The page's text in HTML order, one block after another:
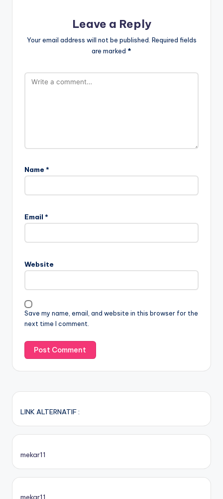
Leave a Reply
Your email address will not be published. Required fields
are marked *
Name *
Email *
Website
Save my name, email, and website in this browser for the
next time I comment.
LINK ALTERNATIF :
mekar11